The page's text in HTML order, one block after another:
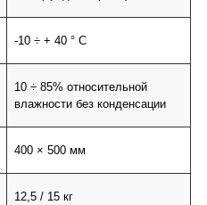
-10 ÷ + 40 ° C
10 ÷ 85% относительной
влажности без конденсации
400 × 500 мм
12,5 / 15 кг